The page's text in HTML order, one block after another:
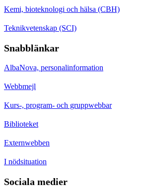
Kemi, bioteknologi och hälsa (CBH)
Teknikvetenskap (SCI)
Snabblänkar
AlbaNova, personalinformation
Webbmejl
Kurs-, program- och gruppwebbar
Biblioteket
Externwebben
I nödsituation
Sociala medier